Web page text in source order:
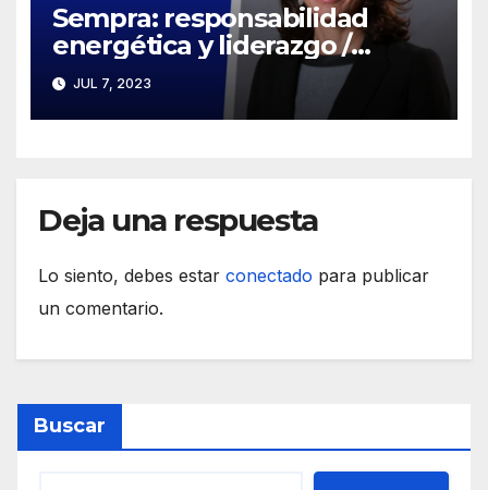
Sempra: responsabilidad
energética y liderazgo /
México desciende en ataque
a la corrupción
JUL 7, 2023
Deja una respuesta
Lo siento, debes estar conectado para publicar
un comentario.
Buscar